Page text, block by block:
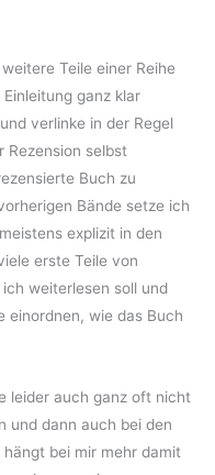
Teile einer Reihe
ganz klar
verlinke in der Regel
Rezension selbst
Buch zu
Bände setze ich
explizit in den
erste Teile von
weiterlesen soll und
einordnen, wie das Buch
leider auch ganz oft nicht
und dann auch bei den
bei mir mehr damit